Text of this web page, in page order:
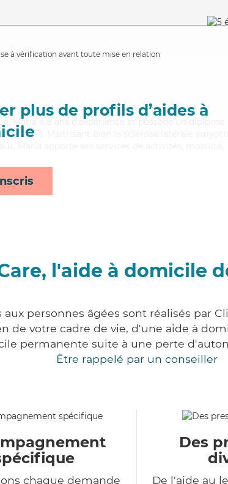
à vérification avant toute mise en relation
plus de profils d’aides à
Maria a 8 ans d'expérience et possède un diplôme
(ADVF). Maitrisant bien la sclérose latérale
l'aide à domicile
aux personnes âgées sont réalisés par
de votre cadre de vie, d'une aide à
permanente suite à une perte
Être rappelé par un conseiller
chaque demande
Des
De l'aide au